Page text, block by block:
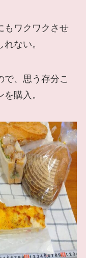
もワクワクさせ
ない。
、思う存分こ
購入。